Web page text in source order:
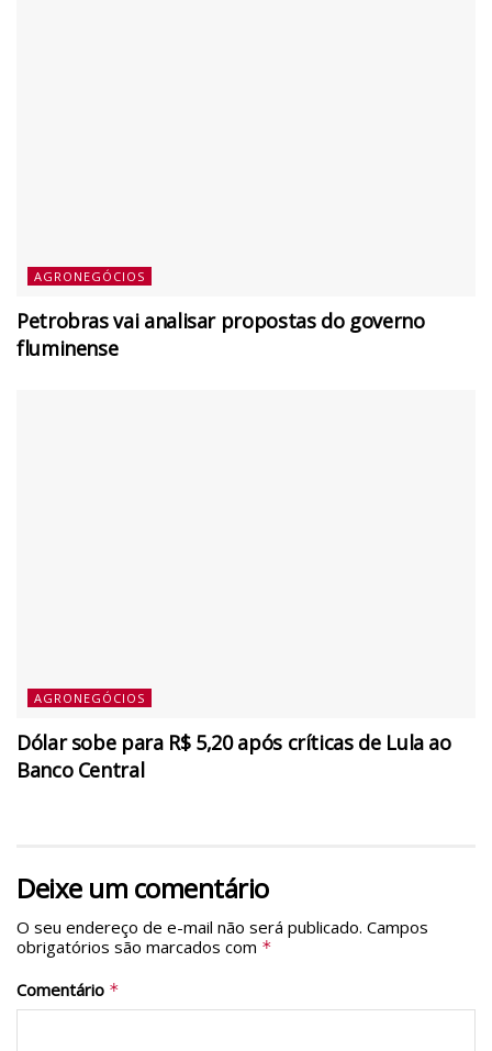
AGRONEGÓCIOS
Petrobras vai analisar propostas do governo
fluminense
AGRONEGÓCIOS
Dólar sobe para R$ 5,20 após críticas de Lula ao
Banco Central
Deixe um comentário
O seu endereço de e-mail não será publicado. Campos
obrigatórios são marcados com *
Comentário *